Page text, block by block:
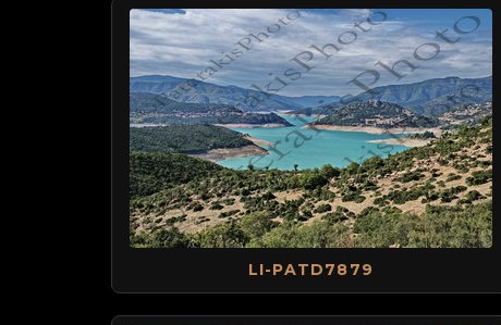
LI-PATD7879